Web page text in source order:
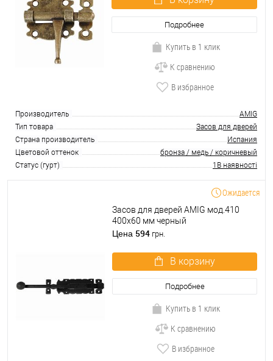
Подробнее
Купить в 1 клик
К сравнению
В избранное
Производитель
AMIG
Тип товара
Засов для дверей
Страна производитель
Испания
Цветовой оттенок
бронза / медь / коричневый
Статус (гурт)
1В наявності
Ожидается
Засов для дверей AMIG мод.410
400х60 мм черный
Цена 594 грн.
В корзину
Подробнее
Купить в 1 клик
К сравнению
В избранное